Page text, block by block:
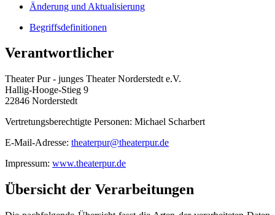
Änderung und Aktualisierung
Begriffsdefinitionen
Verantwortlicher
Theater Pur - junges Theater Norderstedt e.V.
Hallig-Hooge-Stieg 9
22846 Norderstedt
Vertretungsberechtigte Personen: Michael Scharbert
E-Mail-Adresse: theaterpur@theaterpur.de
Impressum: www.theaterpur.de
Übersicht der Verarbeitungen